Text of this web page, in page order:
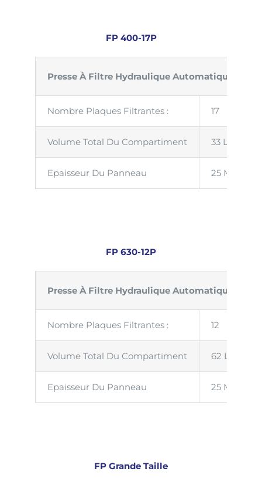
FP 400-17P
Presse À Filtre Hydraulique Automatique
Nombre Plaques Filtrantes : 17
Volume Total Du Compartiment 33 Litres
Epaisseur Du Panneau 25 Mm
FP 630-12P
Presse À Filtre Hydraulique Automatique
Nombre Plaques Filtrantes : 12
Volume Total Du Compartiment 62 Litres
Epaisseur Du Panneau 25 Mm
FP Grande Taille